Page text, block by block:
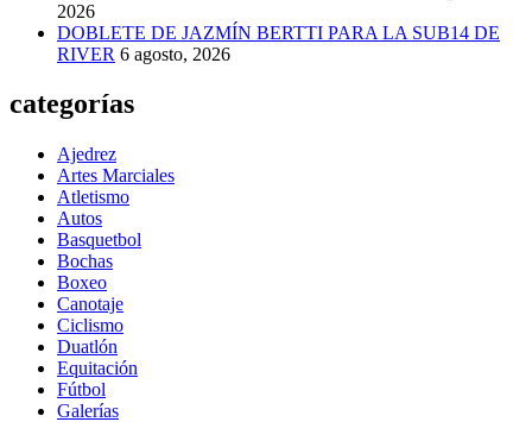
2026
DOBLETE DE JAZMÍN BERTTI PARA LA SUB14 DE
RIVER 6 agosto, 2026
categorías
Ajedrez
Artes Marciales
Atletismo
Autos
Basquetbol
Bochas
Boxeo
Canotaje
Ciclismo
Duatlón
Equitación
Fútbol
Galerías